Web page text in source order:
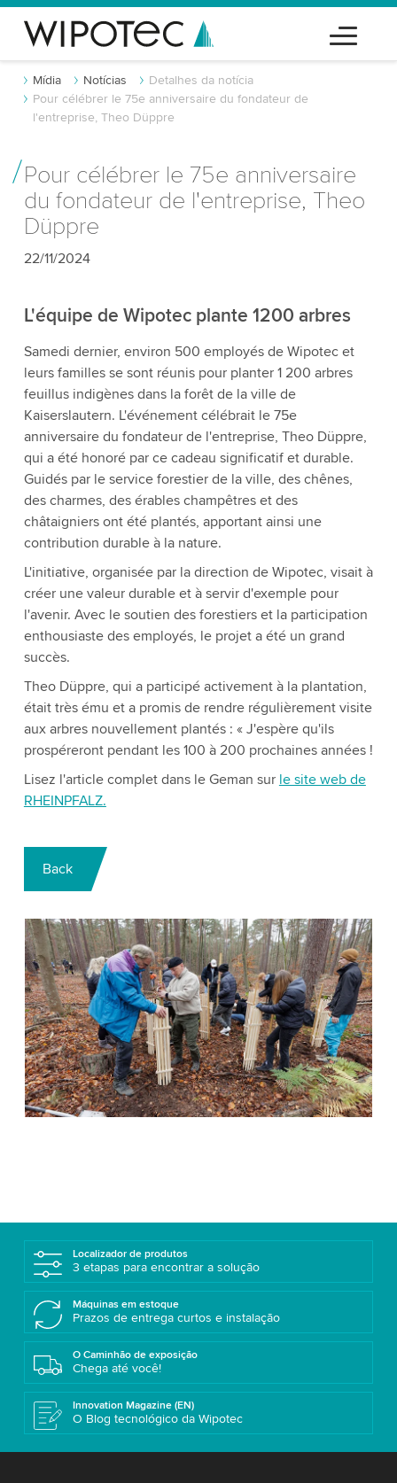
Mídia Notícias
Detalhes da notícia
Pour célébrer le 75e anniversaire du fondateur de
l'entreprise, Theo Düppre
Pour célébrer le 75e anniversaire
du fondateur de l'entreprise, Theo
Düppre
22/11/2024
L'équipe de Wipotec plante 1200 arbres
Samedi dernier, environ 500 employés de Wipotec et
leurs familles se sont réunis pour planter 1 200 arbres
feuillus indigènes dans la forêt de la ville de
Kaiserslautern. L'événement célébrait le 75e
anniversaire du fondateur de l'entreprise, Theo Düppre,
qui a été honoré par ce cadeau significatif et durable.
Guidés par le service forestier de la ville, des chênes,
des charmes, des érables champêtres et des
châtaigniers ont été plantés, apportant ainsi une
contribution durable à la nature.
L'initiative, organisée par la direction de Wipotec, visait à
créer une valeur durable et à servir d'exemple pour
l'avenir. Avec le soutien des forestiers et la participation
enthousiaste des employés, le projet a été un grand
succès.
Theo Düppre, qui a participé activement à la plantation,
était très ému et a promis de rendre régulièrement visite
aux arbres nouvellement plantés : « J'espère qu'ils
prospéreront pendant les 100 à 200 prochaines années !
Lisez l'article complet dans le Geman sur le site web de
RHEINPFALZ.
Back
Localizador de produtos
3 etapas para encontrar a solução
Máquinas em estoque
Prazos de entrega curtos e instalação
O Caminhão de exposição
Chega até você!
Innovation Magazine (EN)
O Blog tecnológico da Wipotec